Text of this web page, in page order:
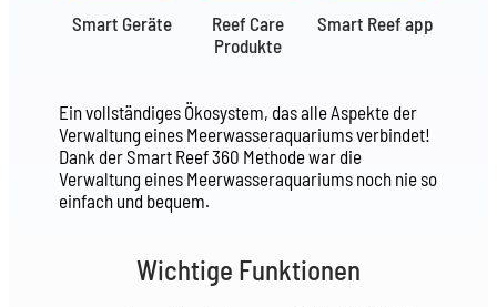
Smart Geräte
Reef Care
Produkte
Smart Reef app
Ein vollständiges Ökosystem, das alle Aspekte der
Verwaltung eines Meerwasseraquariums verbindet!
Dank der Smart Reef 360 Methode war die
Verwaltung eines Meerwasseraquariums noch nie so
einfach und bequem.
Wichtige Funktionen